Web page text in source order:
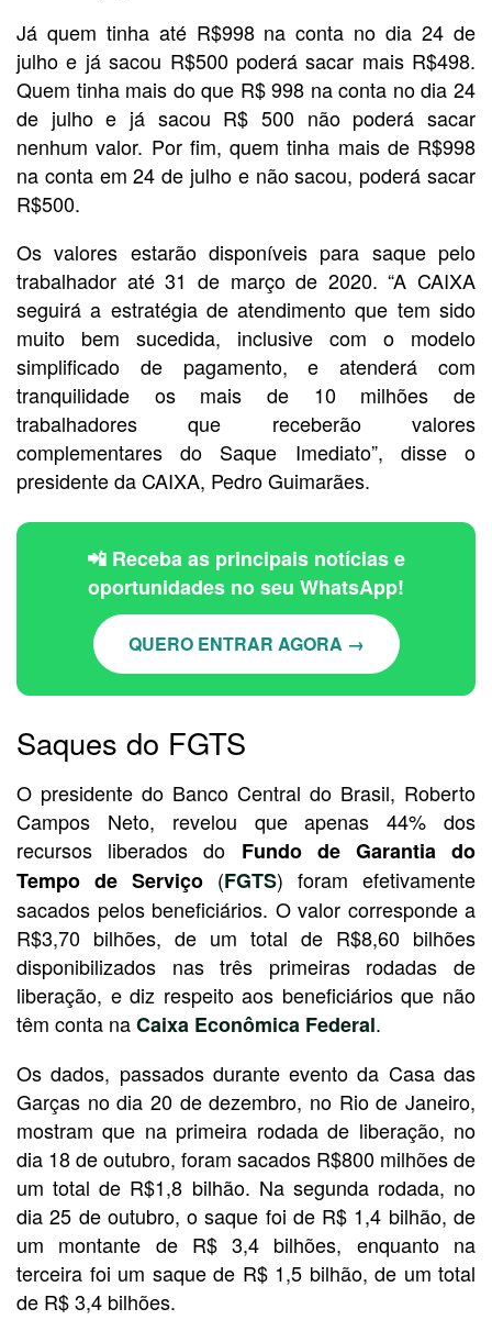
Já quem tinha até R$998 na conta no dia 24 de
julho e já sacou R$500 poderá sacar mais R$498.
Quem tinha mais do que R$ 998 na conta no dia 24
de julho e já sacou R$ 500 não poderá sacar
nenhum valor. Por fim, quem tinha mais de R$998
na conta em 24 de julho e não sacou, poderá sacar
R$500.
Os valores estarão disponíveis para saque pelo
trabalhador até 31 de março de 2020. “A CAIXA
seguirá a estratégia de atendimento que tem sido
muito bem sucedida, inclusive com o modelo
simplificado de pagamento, e atenderá com
tranquilidade os mais de 10 milhões de
trabalhadores que receberão valores
complementares do Saque Imediato”, disse o
presidente da CAIXA, Pedro Guimarães.
📲 Receba as principais notícias e
oportunidades no seu WhatsApp!
QUERO ENTRAR AGORA →
Saques do FGTS
O presidente do Banco Central do Brasil, Roberto
Campos Neto, revelou que apenas 44% dos
recursos liberados do Fundo de Garantia do
Tempo de Serviço (FGTS) foram efetivamente
sacados pelos beneficiários. O valor corresponde a
R$3,70 bilhões, de um total de R$8,60 bilhões
disponibilizados nas três primeiras rodadas de
liberação, e diz respeito aos beneficiários que não
têm conta naCaixa Econômica Federal.
Os dados, passados durante evento da Casa das
Garças no dia 20 de dezembro, no Rio de Janeiro,
mostram que na primeira rodada de liberação, no
dia 18 de outubro, foram sacados R$800 milhões de
um total de R$1,8 bilhão. Na segunda rodada, no
dia 25 de outubro, o saque foi de R$ 1,4 bilhão, de
um montante de R$ 3,4 bilhões, enquanto na
terceira foi um saque de R$ 1,5 bilhão, de um total
de R$ 3,4 bilhões.